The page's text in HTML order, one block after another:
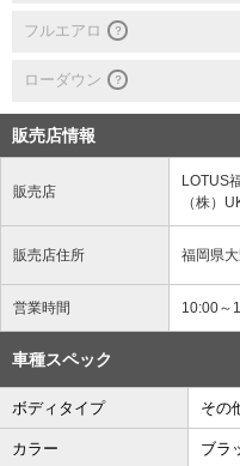
フルエアロ ？
ローダウン ？
販売店情報
販売店
LOTUS
（株）
販売店住所 福岡県
営業時間 10:00～
車種スペック
ボディタイプ その
カラー ブラ